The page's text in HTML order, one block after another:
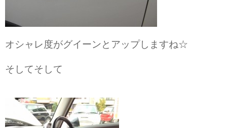
オシャレ度がグイーンとアップしますね☆
そしてそして